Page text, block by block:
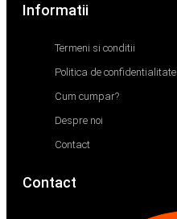
Informatii
Termeni si conditii
Politica de confidentialitate
Cum cumpar?
Despre noi
Contact
Contact